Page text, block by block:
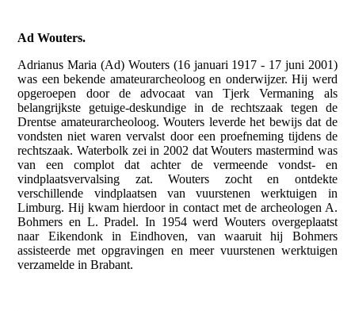
Ad Wouters.
Adrianus Maria (Ad) Wouters (16 januari 1917 - 17 juni 2001)
was een bekende amateurarcheoloog en onderwijzer. Hij werd
opgeroepen door de advocaat van Tjerk Vermaning als
belangrijkste getuige-deskundige in de rechtszaak tegen de
Drentse amateurarcheoloog. Wouters leverde het bewijs dat de
vondsten niet waren vervalst door een proefneming tijdens de
rechtszaak. Waterbolk zei in 2002 dat Wouters mastermind was
van een complot dat achter de vermeende vondst- en
vindplaatsvervalsing zat. Wouters zocht en ontdekte
verschillende vindplaatsen van vuurstenen werktuigen in
Limburg. Hij kwam hierdoor in contact met de archeologen A.
Bohmers en L. Pradel. In 1954 werd Wouters overgeplaatst
naar Eikendonk in Eindhoven, van waaruit hij Bohmers
assisteerde met opgravingen en meer vuurstenen werktuigen
verzamelde in Brabant.